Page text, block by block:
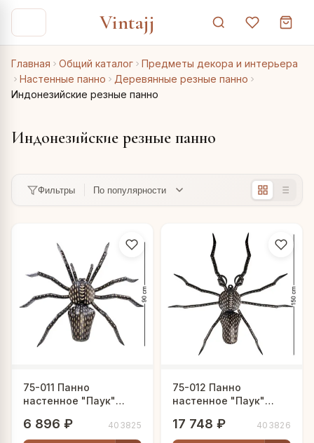
Vintajj
Главная Общий каталог
Предметы декора и интерьера
Настенные панно
Деревянные резные панно
Индонезийские резные панно
Индонезийские резные панно
Фильтры
75-011 Панно
настенное "Паук"
см
6 896 ₽ 403825
75-012 Панно
настенное "Паук"
см
17 748 ₽ 403826